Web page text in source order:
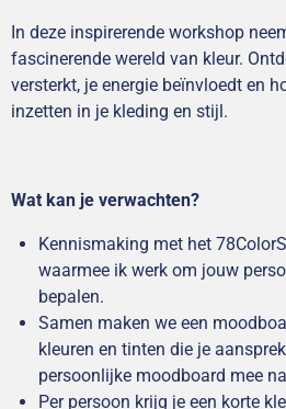
In deze inspirerende workshop
fascinerende wereld van kleur.
versterkt, je energie beïnvloedt en
inzetten in je kleding en stijl.
Wat kan je verwachten?
Kennismaking met het
waarmee ik werk om jouw
bepalen.
Samen maken we een
kleuren en tinten die je
persoonlijke moodboard mee
Per persoon krijg je een korte